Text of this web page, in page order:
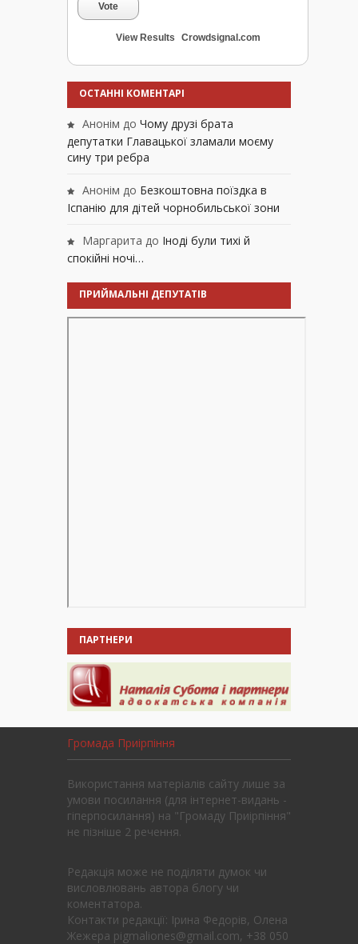
Vote
View Results Crowdsignal.com
ОСТАННІ КОМЕНТАРІ
Анонім до Чому друзі брата
депутатки Главацької зламали моєму
сину три ребра
Анонім до Безкоштовна поїздка в
Іспанію для дітей чорнобильської зони
Маргарита до Іноді були тихі й
спокійні ночі…
ПРИЙМАЛЬНІ ДЕПУТАТІВ
ПАРТНЕРИ
Громада Приірпіння
Використання матеріалів сайту лише за
умови посилання (для інтернет-видань -
гіперпосилання) на "Громаду Приірпіння"
не пізніше 2 речення.
Редакція може не поділяти думок чи
висловлювань автора блогу чи
коментатора.
Контакти редакції: Ірина Федорів, Олена
Жежера pigmaliones@gmail.com, +38 050